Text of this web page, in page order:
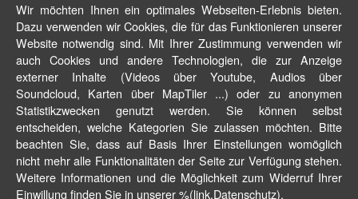
Wir möchten Ihnen ein optimales Webseiten-Erlebnis bieten.
Dazu verwenden wir Cookies, die für das Funktionieren unserer
Website notwendig sind. Mit Ihrer Zustimmung verwenden wir
auch Cookies und andere Technologien, die zur Anzeige
externer Inhalte (Videos über Youtube, Audios über
Soundcloud, Karten über MapTiler ...) oder zu anonymen
Statistikzwecken genutzt werden. Sie können selbst
entscheiden, welche Kategorien Sie zulassen möchten. Bitte
beachten Sie, dass auf Basis Ihrer Einstellungen womöglich
nicht mehr alle Funktionalitäten der Seite zur Verfügung stehen.
Weitere Informationen und die Möglichkeit zum Widerruf Ihrer
Einwillung finden Sie in unserer %(link.Datenschutz).